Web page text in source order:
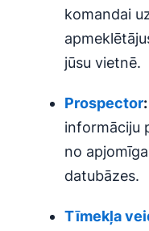
komandai
jūsu vietnē.
Prospector:
informāciju
no
datubāzes.
Tīmekļa